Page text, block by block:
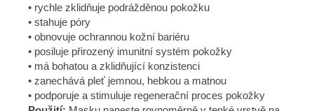
• rychle zklidňuje podrážděnou pokožku
• stahuje póry
• obnovuje ochrannou kožní bariéru
• posiluje přirozený imunitní systém pokožky
• má bohatou a zklidňující konzistenci
• zanechává pleť jemnou, hebkou a matnou
• podporuje a stimuluje regenerační proces pokožky